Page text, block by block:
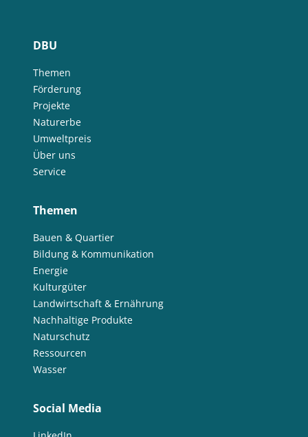
DBU
Themen
Förderung
Projekte
Naturerbe
Umweltpreis
Über uns
Service
Themen
Bauen & Quartier
Bildung & Kommunikation
Energie
Kulturgüter
Landwirtschaft & Ernährung
Nachhaltige Produkte
Naturschutz
Ressourcen
Wasser
Social Media